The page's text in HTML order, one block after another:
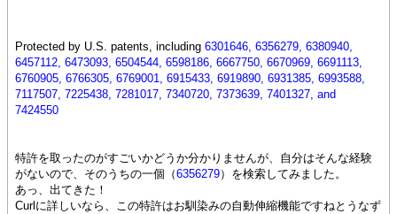
Protected by U.S. patents, including 6301646, 6356279, 6380940,
6457112, 6473093, 6504544, 6598186, 6667750, 6670969, 6691113,
6760905, 6766305, 6769001, 6915433, 6919890, 6931385, 6993588,
7117507, 7225438, 7281017, 7340720, 7373639, 7401327, and
7424550
特許を取ったのがすごいかどうか分かりませんが、自分はそんな経験
がないので、そのうちの一個（6356279）を検索してみました。
あっ、出てきた！
Curlに詳しいなら、この特許はお馴染みの自動伸縮機能ですねとうなず